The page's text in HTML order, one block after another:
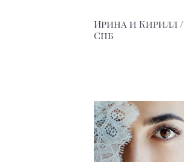
Ирина и Кирилл /
Спб